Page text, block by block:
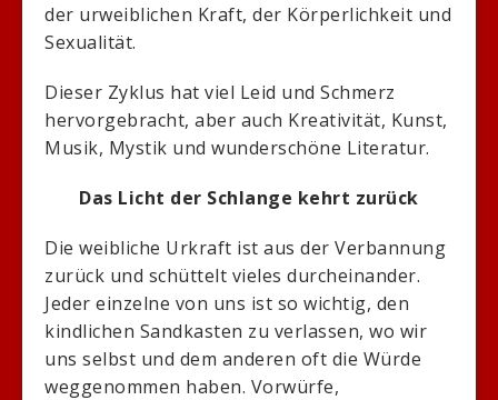
der urweiblichen Kraft, der Körperlichkeit und
Sexualität.
Dieser Zyklus hat viel Leid und Schmerz
hervorgebracht, aber auch Kreativität, Kunst,
Musik, Mystik und wunderschöne Literatur.
Das Licht der Schlange kehrt zurück
Die weibliche Urkraft ist aus der Verbannung
zurück und schüttelt vieles durcheinander.
Jeder einzelne von uns ist so wichtig, den
kindlichen Sandkasten zu verlassen, wo wir
uns selbst und dem anderen oft die Würde
weggenommen haben. Vorwürfe,